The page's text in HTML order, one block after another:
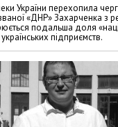
України перехопила
«ДНР» Захарченка з
подальша доля
підприємств.